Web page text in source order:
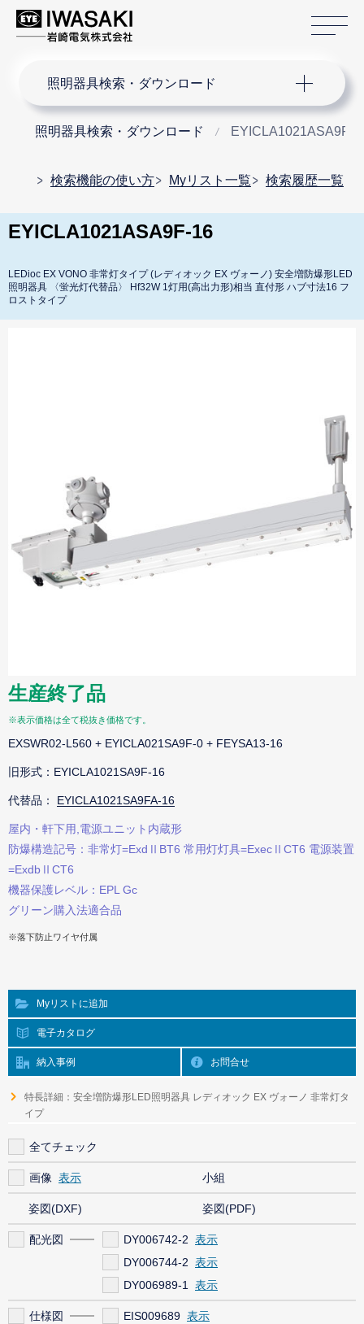
照明器具検索・ダウンロード
照明器具検索・ダウンロード EYICLA1021ASA9F-
検索機能の使い方 Myリスト一覧 検索履歴一覧
EYICLA1021ASA9F-16
LEDioc EX VONO 非常灯タイプ (レディオック EX ヴォーノ) 安全増防爆形LED
照明器具 〈蛍光灯代替品〉 Hf32W 1灯用(高出力形)相当 直付形 ハブ寸法16 フ
ロストタイプ
生産終了品
※表示価格は全て税抜き価格です。
EXSWR02-L560 + EYICLA021SA9F-0 + FEYSA13-16
旧形式：EYICLA1021SA9F-16
代替品： EYICLA1021SA9FA-16
屋内・軒下用,電源ユニット内蔵形
防爆構造記号：非常灯=ExdⅡBT6 常用灯灯具=ExecⅡCT6 電源装置
=ExdbⅡCT6
機器保護レベル：EPL Gc
グリーン購入法適合品
※落下防止ワイヤ付属
Myリストに追加
電子カタログ
納入事例 お問合せ
特長詳細：安全増防爆形LED照明器具 レディオック EX ヴォーノ 非常灯タ
イプ
全てチェック
画像 小組
姿図(DXF) 姿図(PDF)
配光図
DY006742-2
DY006744-2
DY006989-1
仕様図
EIS009689